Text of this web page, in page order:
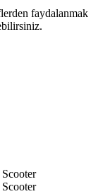
faydalanmak